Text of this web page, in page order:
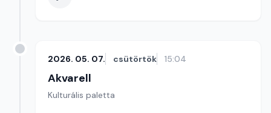
2026. 05. 07. csütörtök 15:04
Akvarell
Kulturális paletta